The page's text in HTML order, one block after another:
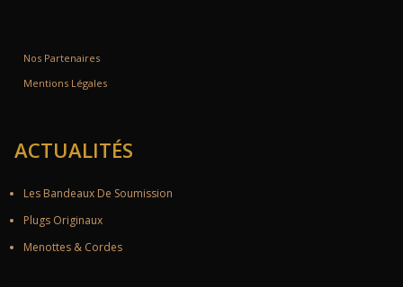
Nos Partenaires
Mentions Légales
ACTUALITÉS
Les Bandeaux De Soumission
Plugs Originaux
Menottes & Cordes